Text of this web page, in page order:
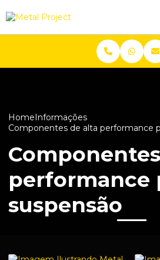
HomeInformações
Componentes de alta performance
performance
suspensão